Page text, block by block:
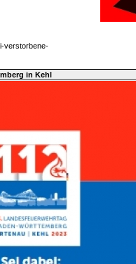
verstorbene-
in Kehl